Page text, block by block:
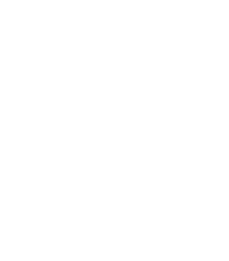
elever att
egen stil som